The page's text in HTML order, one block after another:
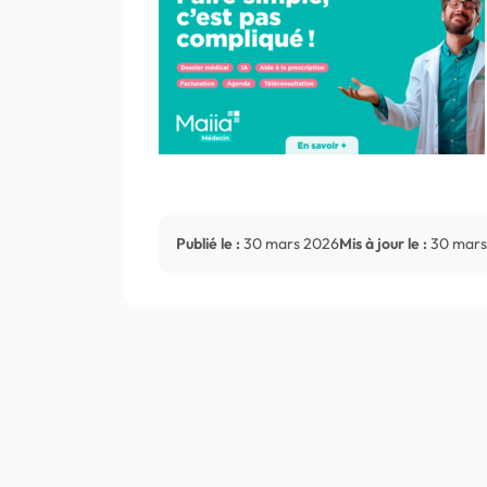
Publié le : 30 mars 2026Mis à jour le : 30